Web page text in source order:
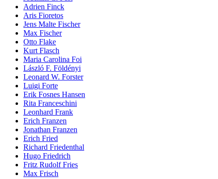
Adrien Finck
Aris Fioretos
Jens Malte Fischer
Max Fischer
Otto Flake
Kurt Flasch
Maria Carolina Foi
László F. Földényi
Leonard W. Forster
Luigi Forte
Erik Fosnes Hansen
Rita Franceschini
Leonhard Frank
Erich Franzen
Jonathan Franzen
Erich Fried
Richard Friedenthal
Hugo Friedrich
Fritz Rudolf Fries
Max Frisch